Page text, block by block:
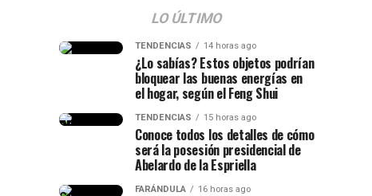
LO ÚLTIMO
TENDENCIAS 14 horas ago
¿Lo sabías? Estos objetos podrían
bloquear las buenas energías en
el hogar, según el Feng Shui
TENDENCIAS 15 horas ago
Conoce todos los detalles de cómo
será la posesión presidencial de
Abelardo de la Espriella
FARÁNDULA 16 horas ago